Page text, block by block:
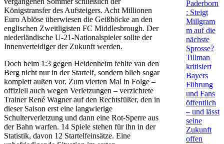
Königstransfer des Aufsteigers. Acht Millionen
Euro Ablöse überwiesen die Geißböcke an den
englischen Zweitligisten FC Middlesbrough. Der
niederländische U-21-Nationalspieler sollte der
Innenverteidiger der Zukunft werden.
Doch beim 1:3 gegen Heidenheim fehlte van den
Berg nicht nur in der Startelf, sondern blieb sogar
komplett außen vor. Zum vierten Mal in Folge –
offiziell auch wegen Verletzungen – verzichtete
Trainer René Wagner auf den Rechtsfüßer, den in
dieser Saison erst eine langwierige
Schulterverletzung und dann eine Rot-Sperre aus
der Bahn warfen. 14 Spiele stehen für ihn in der
Statistik, davon 12 Startelfeinsätze. Eine
Paderborn
: Steigt
Millgram
m auf die
nächste
Sprosse?
Tillman
kritisiert
Bayers
Führung
und Fans
öffentlich
– und lässt
seine
Zukunft
offen